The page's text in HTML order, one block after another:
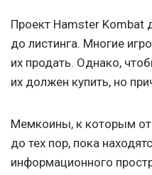
Проект Hamster Kombat
до листинга. Многие
их продать. Однако,
их должен купить, но
Мемкоины, к которым
до тех пор, пока
информационного